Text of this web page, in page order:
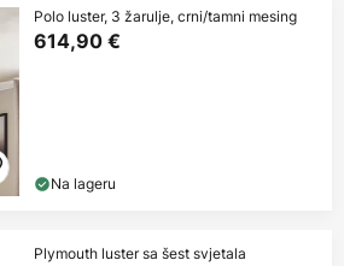
Polo luster, 3 žarulje, crni/tamni mesing
614,90 €
Na lageru
Plymouth luster sa šest svjetala